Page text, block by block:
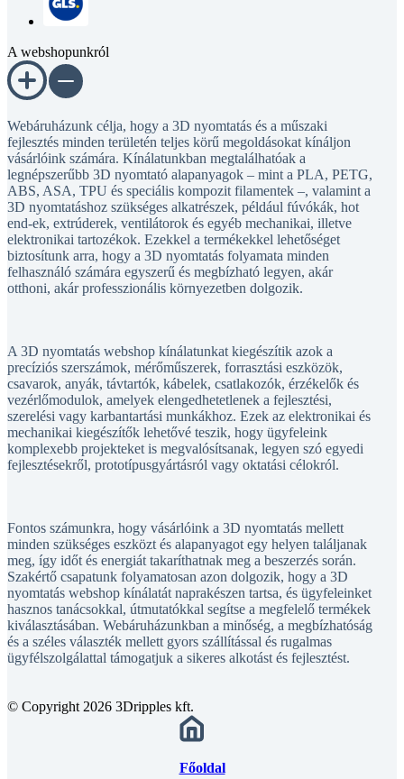
fejlesztés minden területén teljes körű megoldásokat kínáljon
vásárlóink számára. Kínálatunkban megtalálhatóak a
legnépszerűbb 3D nyomtató alapanyagok – mint a PLA, PETG,
ABS, ASA, TPU és speciális kompozit filamentek –, valamint a
3D nyomtatáshoz szükséges alkatrészek, például fúvókák, hot
end-ek, extrúderek, ventilátorok és egyéb mechanikai, illetve
elektronikai tartozékok. Ezekkel a termékekkel lehetőséget
biztosítunk arra, hogy a 3D nyomtatás folyamata minden
felhasználó számára egyszerű és megbízható legyen, akár
otthoni, akár professzionális környezetben dolgozik.
precíziós szerszámok, mérőműszerek, forrasztási eszközök,
csavarok, anyák, távtartók, kábelek, csatlakozók, érzékelők és
vezérlőmodulok, amelyek elengedhetetlenek a fejlesztési,
szerelési vagy karbantartási munkákhoz. Ezek az elektronikai és
mechanikai kiegészítők lehetővé teszik, hogy ügyfeleink
komplexebb projekteket is megvalósítsanak, legyen szó egyedi
fejlesztésekről, prototípusgyártásról vagy oktatási célokról.
minden szükséges eszközt és alapanyagot egy helyen találjanak
meg, így időt és energiát takaríthatnak meg a beszerzés során.
Szakértő csapatunk folyamatosan azon dolgozik, hogy a 3D
nyomtatás webshop kínálatát naprakészen tartsa, és ügyfeleinket
hasznos tanácsokkal, útmutatókkal segítse a megfelelő termékek
kiválasztásában. Webáruházunkban a minőség, a megbízhatóság
és a széles választék mellett gyors szállítással és rugalmas
ügyfélszolgálattal támogatjuk a sikeres alkotást és fejlesztést.